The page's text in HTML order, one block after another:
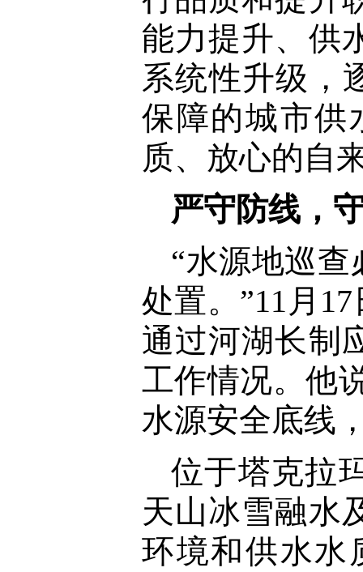
能力提升、供
系统性升级，
保障的城市供
质、放心的自
严守防线，
“水源地巡
处置。”11月
通过河湖长制
工作情况。他
水源安全底线
位于塔克拉
天山冰雪融水
环境和供水水